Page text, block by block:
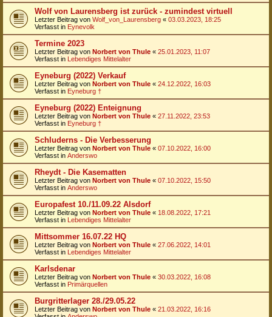
Wolf von Laurensberg ist zurück - zumindest virtuell
Letzter Beitrag von Wolf_von_Laurensberg « 03.03.2023, 18:25
Verfasst in Eynevolk
Termine 2023
Letzter Beitrag von Norbert von Thule « 25.01.2023, 11:07
Verfasst in Lebendiges Mittelalter
Eyneburg (2022) Verkauf
Letzter Beitrag von Norbert von Thule « 24.12.2022, 16:03
Verfasst in Eyneburg †
Eyneburg (2022) Enteignung
Letzter Beitrag von Norbert von Thule « 27.11.2022, 23:53
Verfasst in Eyneburg †
Schluderns - Die Verbesserung
Letzter Beitrag von Norbert von Thule « 07.10.2022, 16:00
Verfasst in Anderswo
Rheydt - Die Kasematten
Letzter Beitrag von Norbert von Thule « 07.10.2022, 15:50
Verfasst in Anderswo
Europafest 10./11.09.22 Alsdorf
Letzter Beitrag von Norbert von Thule « 18.08.2022, 17:21
Verfasst in Lebendiges Mittelalter
Mittsommer 16.07.22 HQ
Letzter Beitrag von Norbert von Thule « 27.06.2022, 14:01
Verfasst in Lebendiges Mittelalter
Karlsdenar
Letzter Beitrag von Norbert von Thule « 30.03.2022, 16:08
Verfasst in Primärquellen
Burgritterlager 28./29.05.22
Letzter Beitrag von Norbert von Thule « 21.03.2022, 16:16